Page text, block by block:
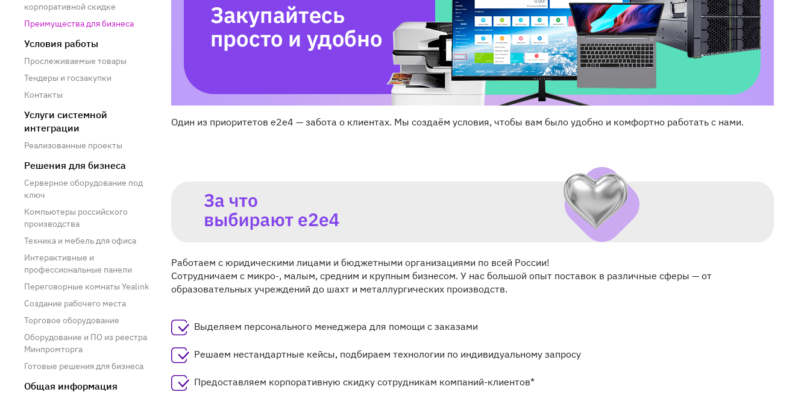
корпоративной скидке
Преимущества для бизнеса
Условия работы
Прослеживаемые товары
Тендеры и госзакупки
Контакты
Услуги системной
интеграции
Реализованные проекты
Решения для бизнеса
Серверное оборудование под
ключ
Компьютеры российского
производства
Техника и мебель для офиса
Интерактивные и
профессиональные панели
Переговорные комнаты Yealink
Создание рабочего места
Торговое оборудование
Оборудование и ПО из реестра
Минпромторга
Готовые решения для бизнеса
Общая информация
Один из приоритетов e2e4 — забота о клиентах. Мы создаём условия, чтобы вам было удобно и комфортно работать с нами.
Работаем с юридическими лицами и бюджетными организациями по всей России!
Сотрудничаем с микро-, малым, средним и крупным бизнесом. У нас большой опыт поставок в различные сферы — от
образовательных учреждений до шахт и металлургических производств.
Выделяем персонального менеджера для помощи с заказами
Решаем нестандартные кейсы, подбираем технологии по индивидуальному запросу
Предоставляем корпоративную скидку сотрудникам компаний-клиентов*